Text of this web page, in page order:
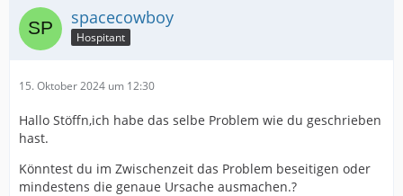
spacecowboy
Hospitant
15. Oktober 2024 um 12:30
Hallo Stöffn,ich habe das selbe Problem wie du geschrieben
hast.
Könntest du im Zwischenzeit das Problem beseitigen oder
mindestens die genaue Ursache ausmachen.?